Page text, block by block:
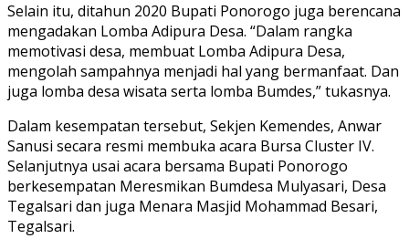
Selain itu, ditahun 2020 Bupati Ponorogo juga berencana
mengadakan Lomba Adipura Desa. “Dalam rangka
memotivasi desa, membuat Lomba Adipura Desa,
mengolah sampahnya menjadi hal yang bermanfaat. Dan
juga lomba desa wisata serta lomba Bumdes,” tukasnya.
Dalam kesempatan tersebut, Sekjen Kemendes, Anwar
Sanusi secara resmi membuka acara Bursa Cluster IV.
Selanjutnya usai acara bersama Bupati Ponorogo
berkesempatan Meresmikan Bumdesa Mulyasari, Desa
Tegalsari dan juga Menara Masjid Mohammad Besari,
Tegalsari.